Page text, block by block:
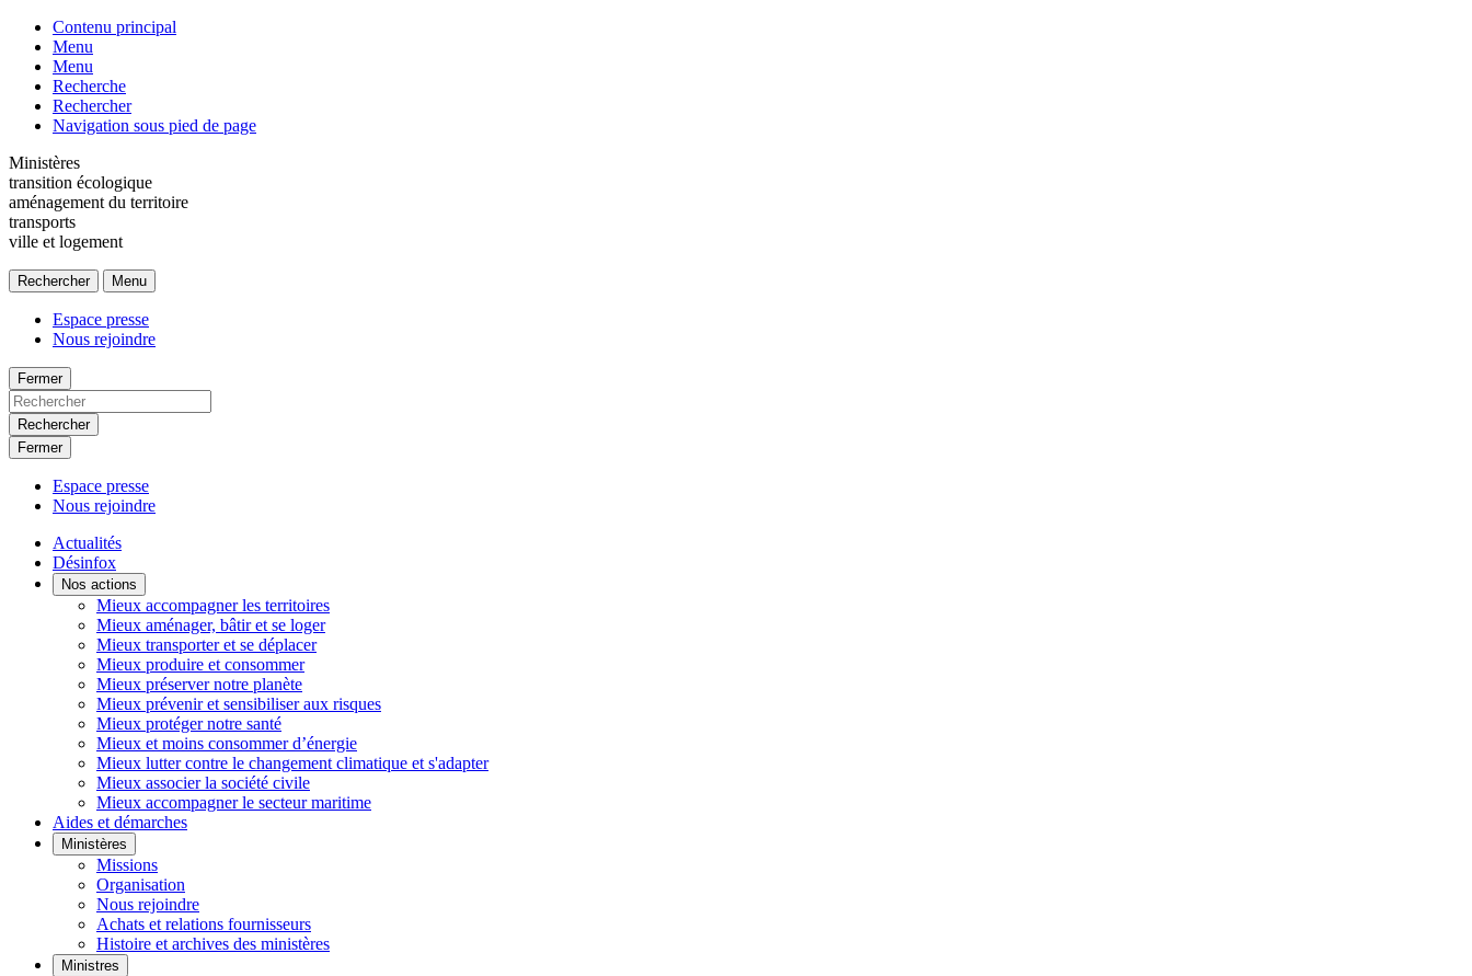
Contenu principal
Menu
Menu
Recherche
Rechercher
Navigation sous pied de page
Ministères
transition écologique
aménagement du territoire
transports
ville et logement
Rechercher Menu
Espace presse
Nous rejoindre
Fermer
Rechercher
Fermer
Espace presse
Nous rejoindre
Actualités
Désinfox
Nos actions
Mieux accompagner les territoires
Mieux aménager, bâtir et se loger
Mieux transporter et se déplacer
Mieux produire et consommer
Mieux préserver notre planète
Mieux prévenir et sensibiliser aux risques
Mieux protéger notre santé
Mieux et moins consommer d’énergie
Mieux lutter contre le changement climatique et s'adapter
Mieux associer la société civile
Mieux accompagner le secteur maritime
Aides et démarches
Ministères
Missions
Organisation
Nous rejoindre
Achats et relations fournisseurs
Histoire et archives des ministères
Ministres